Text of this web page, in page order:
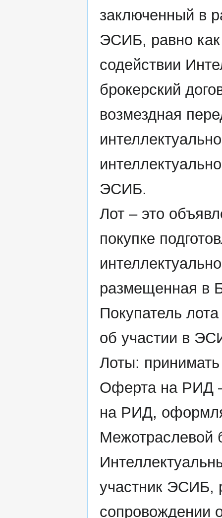
заключенный в
ЭСИБ, равно как
содействии
брокерский
возмездная
ЭСИБ.
Лот – это
покупке
размещенная в
Покупатель
об участии в
Лоты:
Оферта на РИД
на РИД,
Межотраслевой
участник ЭСИБ,
сопровождении